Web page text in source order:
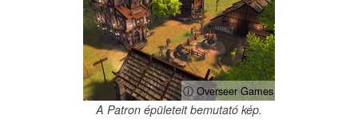
ⓘ Overseer Games
A Patron épületeit bemutató kép.